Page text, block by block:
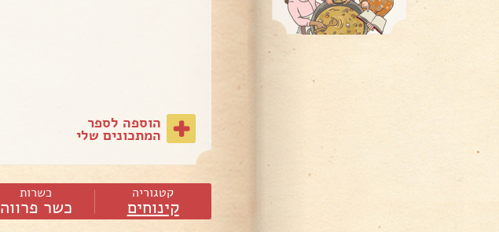
הוספה לספר
המתכונים שלי
קטגוריה
קינוחים
כשרות
כשר פרווה